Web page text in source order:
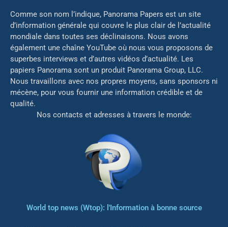
Comme son nom l’indique, Panorama Papers est un site
d’information générale qui couvre le plus clair de l’actualité
mondiale dans toutes ses déclinaisons. Nous avons
également une chaîne YouTube où nous vous proposons de
superbes interviews et d’autres vidéos d’actualité. Les
papiers Panorama sont un produit Panorama Group, LLC.
Nous travaillons avec nos propres moyens, sans sponsors ni
mécène, pour vous fournir une information crédible et de
qualité.
Nos contacts et adresses à travers le monde:
World top news (Wtop): l'Information à bonne source